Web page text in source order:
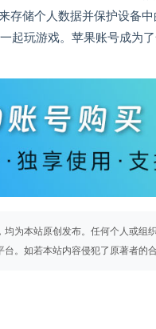
存储个人数据并保护设备
起玩游戏。苹果账号成为
为本站原创发布。任何个人或组
。如若本站内容侵犯了原著者的